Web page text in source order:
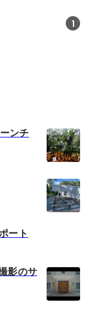
1
ンチ
ート
影のサ